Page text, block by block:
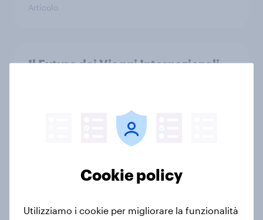
Articolo
Il Futuro dei Viaggi Internazionali:
Destinazione Italia: Indagina sulle
catene di hotel in Italia
Cookie policy
Utilizziamo i cookie per migliorare la funzionalità